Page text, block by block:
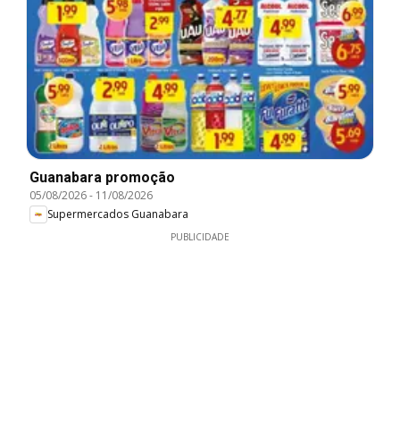
Guanabara promoção
05/08/2026- 11/08/2026
Supermercados Guanabara
PUBLICIDADE